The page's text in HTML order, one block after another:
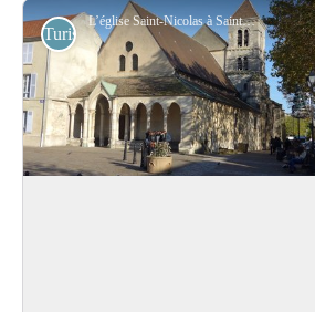
L’église Saint-Nicolas à Saint-Maur-des-Fossés - Association Colomban en Brie
Turistiche